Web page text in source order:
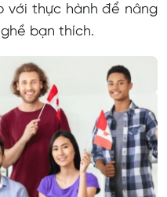
với thực hành để nâng
bạn thích.